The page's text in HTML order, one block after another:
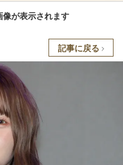
像が表示されます
記事に戻る